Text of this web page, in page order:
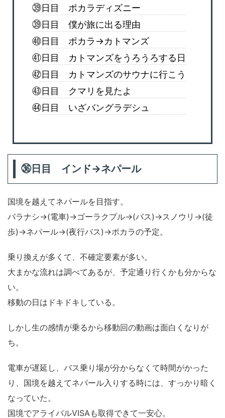
㊴日目 ポカラディズニー
㊴日目 僕が旅に出る理由
㊵日目 ポカラ→カトマンズ
㊶日目 カトマンズをうろうろする日
㊷日目 カトマンズのサウナに行こう
㊸日目 クマリを見たよ
㊹日目 いざバングラデシュ
㊱日目 インド→ネパール
国境を越えてネパールを目指す。
バラナシ→(電車)→ゴーラクプル→(バス)→スノウリ→(徒
歩)→ネパール→(夜行バス)→ポカラの予定。
乗り換えが多くて、不確定要素が多い。
大まかな流れは調べてあるが、予定通り行くかも分からな
い。
移動の日はドキドキしている。
しかし生の感情が乗るから移動回の動画は面白くなりが
ち。
電車が遅延し、バス乗り場が分からなくて時間がかった
り、国境を越えてネパール入りする時には、すっかり暗く
なっていた。
国境でアライバルVISAも取得できて一安心。